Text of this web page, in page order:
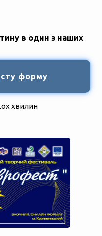
в один з наших
форму
хвилин